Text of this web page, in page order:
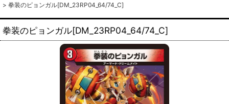
> 拳装のピョンガル[DM_23RP04_64/74_C]
拳装のピョンガル[DM_23RP04_64/74_C]